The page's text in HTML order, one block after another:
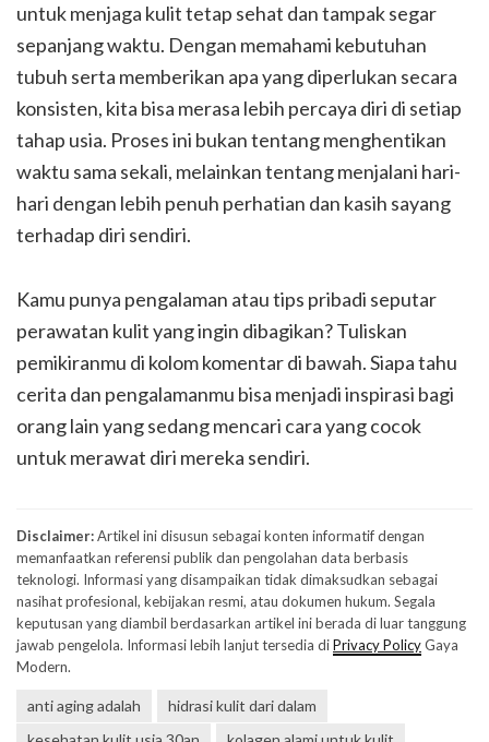
untuk menjaga kulit tetap sehat dan tampak segar
sepanjang waktu. Dengan memahami kebutuhan
tubuh serta memberikan apa yang diperlukan secara
konsisten, kita bisa merasa lebih percaya diri di setiap
tahap usia. Proses ini bukan tentang menghentikan
waktu sama sekali, melainkan tentang menjalani hari-
hari dengan lebih penuh perhatian dan kasih sayang
terhadap diri sendiri.
Kamu punya pengalaman atau tips pribadi seputar
perawatan kulit yang ingin dibagikan? Tuliskan
pemikiranmu di kolom komentar di bawah. Siapa tahu
cerita dan pengalamanmu bisa menjadi inspirasi bagi
orang lain yang sedang mencari cara yang cocok
untuk merawat diri mereka sendiri.
Disclaimer:Artikel ini disusun sebagai konten informatif dengan
memanfaatkan referensi publik dan pengolahan data berbasis
teknologi. Informasi yang disampaikan tidak dimaksudkan sebagai
nasihat profesional, kebijakan resmi, atau dokumen hukum. Segala
keputusan yang diambil berdasarkan artikel ini berada di luar tanggung
jawab pengelola. Informasi lebih lanjut tersedia diPrivacy PolicyGaya
Modern.
anti aging adalah
hidrasi kulit dari dalam